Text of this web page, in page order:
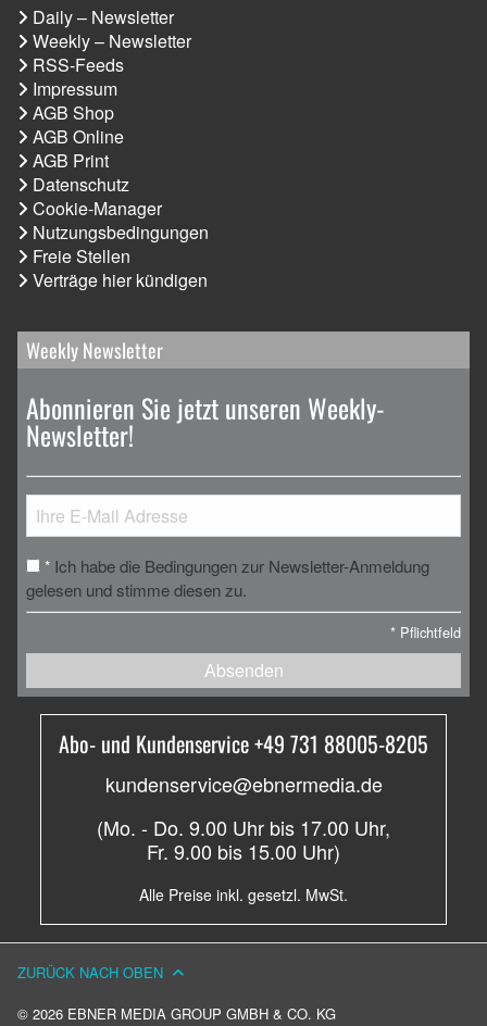
Daily – Newsletter
Weekly – Newsletter
RSS-Feeds
Impressum
AGB Shop
AGB Online
AGB Print
Datenschutz
Cookie-Manager
Nutzungsbedingungen
Freie Stellen
Verträge hier kündigen
Weekly Newsletter
Abonnieren Sie jetzt unseren Weekly-
Newsletter!
* Ich habe die Bedingungen zur Newsletter-Anmeldung
gelesen und stimme diesen zu.
* Pflichtfeld
Absenden
Abo- und Kundenservice +49 731 88005-8205
kundenservice@ebnermedia.de
(Mo. - Do. 9.00 Uhr bis 17.00 Uhr,
Fr. 9.00 bis 15.00 Uhr)
Alle Preise inkl. gesetzl. MwSt.
© 2026 EBNER MEDIA GROUP GMBH & CO. KG
ZURÜCK NACH OBEN